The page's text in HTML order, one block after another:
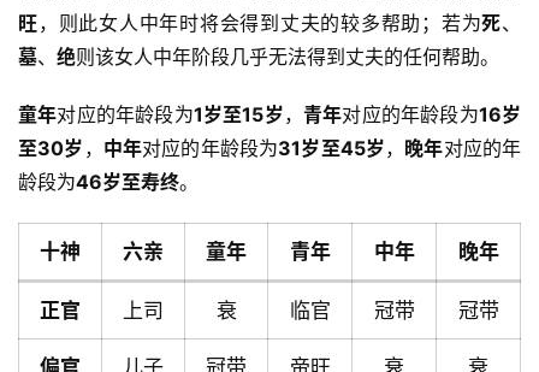
旺，则此女人中年时将会得到丈夫的较多帮助；若为死、
墓、 绝则该女人中年阶段几乎无法得到丈夫的任何帮助。
童年对应的年龄段为1岁至15岁，青年对应的年龄段为16岁
至30岁 ， 中年对应的年龄段为31岁至45岁， 晚年对应的年
龄段为46岁至寿终。
十神 六亲 童年 青年 中年 晚年
正官 上司 衰 临官 冠带 冠带
偏官 儿子 冠带 帝旺 衰 衰